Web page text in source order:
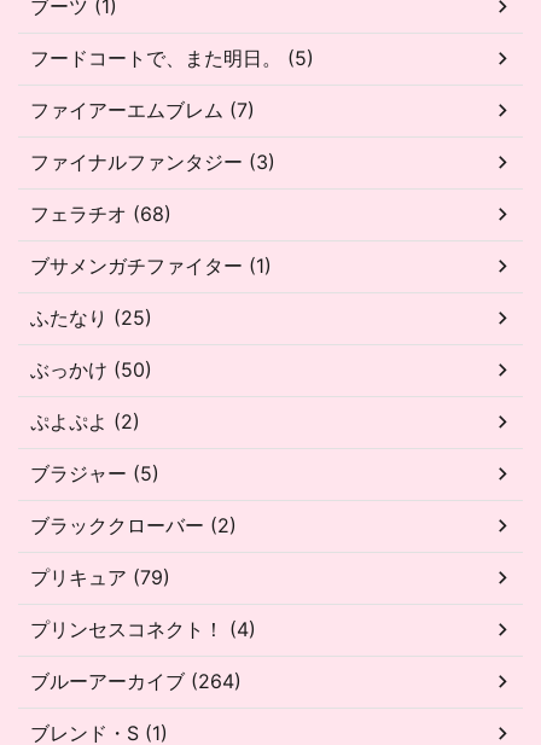
ブーツ (1)
フードコートで、また明日。 (5)
ファイアーエムブレム (7)
ファイナルファンタジー (3)
フェラチオ (68)
ブサメンガチファイター (1)
ふたなり (25)
ぶっかけ (50)
ぷよぷよ (2)
ブラジャー (5)
ブラッククローバー (2)
プリキュア (79)
プリンセスコネクト！ (4)
ブルーアーカイブ (264)
ブレンド・S (1)